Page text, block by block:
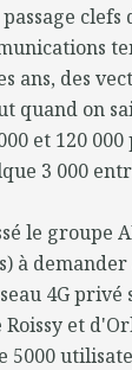
clefs
ans, des
quand on
et 120 000
3 000
le groupe
à
4G privé
et
5000